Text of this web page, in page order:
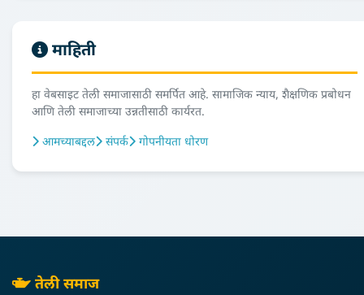
माहिती
हा वेबसाइट तेली समाजासाठी समर्पित आहे. सामाजिक न्याय, शैक्षणिक प्रबोधन
आणि तेली समाजाच्या उन्नतीसाठी कार्यरत.
आमच्याबद्दल
संपर्क गोपनीयता धोरण
तेली समाज